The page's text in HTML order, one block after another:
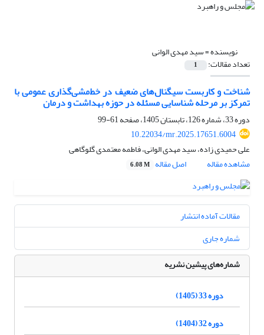
نویسنده =سید مهدی الوانی
تعداد مقالات: 1
شناخت و کاربست سیگنال‌های ضعیف در خط‌مشی‌گذاری عمومی با
تمرکز بر مرحله شناسایی مسئله در حوزه بهداشت و درمان
دوره 33، شماره 126، تابستان 1405، صفحه
61-99
10.22034/mr.2025.17651.6004
علی حمیدی زاده، سید مهدی الوانی، فاطمه معتمدی گلوگاهی
مشاهده مقاله
اصل مقاله 6.08 M
مقالات آماده انتشار
شماره جاری
شماره‌های پیشین نشریه
دوره 33 (1405)
دوره 32 (1404)